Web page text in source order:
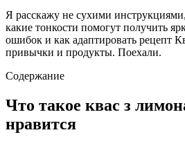
Я расскажу не сухими
какие тонкости помогут получить
ошибок и как адаптировать рецепт
привычки и продукты. Поехали.
Содержание
Что такое квас з
нравится